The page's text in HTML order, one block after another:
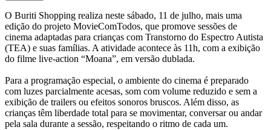
O Buriti Shopping realiza neste sábado, 11 de julho, mais uma
edição do projeto MovieComTodos, que promove sessões de
cinema adaptadas para crianças com Transtorno do Espectro Autista
(TEA) e suas famílias. A atividade acontece às 11h, com a exibição
do filme live-action “Moana”, em versão dublada.
Para a programação especial, o ambiente do cinema é preparado
com luzes parcialmente acesas, som com volume reduzido e sem a
exibição de trailers ou efeitos sonoros bruscos. Além disso, as
crianças têm liberdade total para se movimentar, conversar ou andar
pela sala durante a sessão, respeitando o ritmo de cada um.